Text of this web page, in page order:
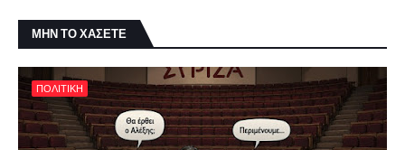
ΜΗΝ ΤΟ ΧΑΣΕΤΕ
ΠΟΛΙΤΙΚΗ